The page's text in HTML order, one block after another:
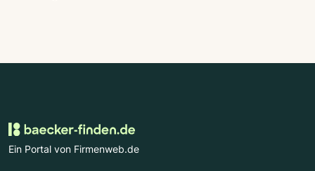
Ein Portal von Firmenweb.de